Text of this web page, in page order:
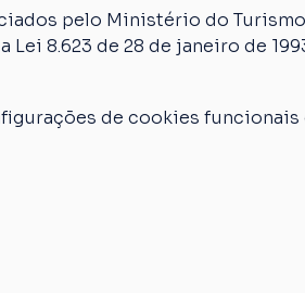
pelo Ministério do
8.623 de 28 de janeiro de
de cookies funcionais